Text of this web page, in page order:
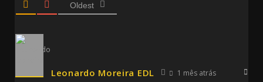
Oldest
Leonardo Moreira EDL 1 mês atrás